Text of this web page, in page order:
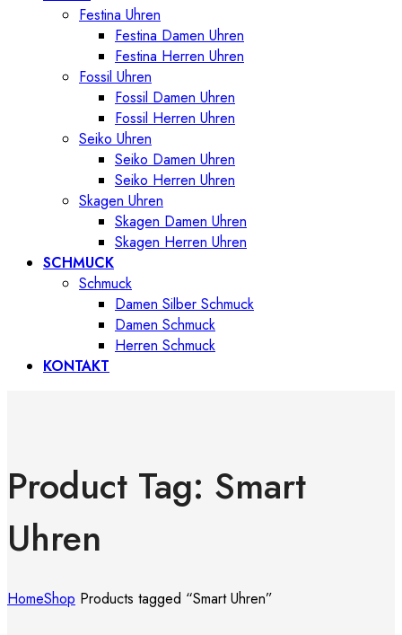
Festina Uhren
Festina Damen Uhren
Festina Herren Uhren
Fossil Uhren
Fossil Damen Uhren
Fossil Herren Uhren
Seiko Uhren
Seiko Damen Uhren
Seiko Herren Uhren
Skagen Uhren
Skagen Damen Uhren
Skagen Herren Uhren
SCHMUCK
Schmuck
Damen Silber Schmuck
Damen Schmuck
Herren Schmuck
KONTAKT
Product Tag: Smart
Uhren
HomeShop Products tagged “Smart Uhren”